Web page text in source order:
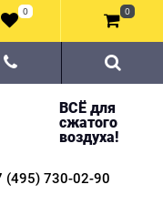
ВСЁ для
сжатого
воздуха!
(495) 730-02-90
0 0